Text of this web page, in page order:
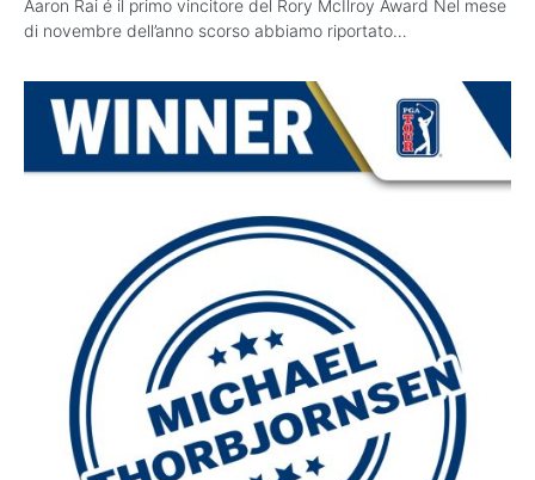
Aaron Rai é il primo vincitore del Rory McIlroy Award Nel mese
di novembre dell’anno scorso abbiamo riportato…